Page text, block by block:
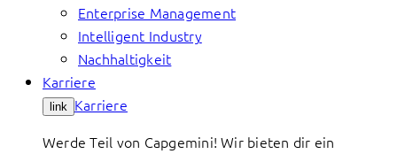
Enterprise Management
Intelligent Industry
Nachhaltigkeit
Karriere
link Karriere
Werde Teil von Capgemini! Wir bieten dir ein